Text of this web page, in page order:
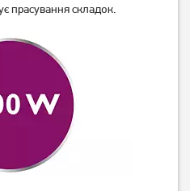
прасування складок.